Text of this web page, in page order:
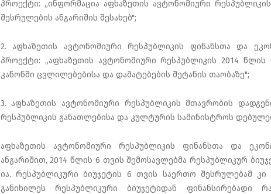
პროექტი: „ინფორმაცია აფხაზეთის ავტონომიური
შესრულების ანგარიშის შესახებ";
2. აფხაზეთის ავტონომიური რესპუბლიკის ფინანსთა და
პროექტი: „აფხაზეთის ავტონომიური რესპუბლიკის 2014 წლის
კანონში ცვლილებებისა და დამატებების შეტანის თაობაზე";
3. აფხაზეთის ავტონომიური რესპუბლიკის მთავრობის
რესპუბლიკის განათლებისა და კულტურის სამინისტროს
აფხაზეთის ავტონომიური რესპუბლიკის ფინანსთა და
ანგარიშით, 2014 წლის 6 თვის შემოსავლებმა რესპუბლიკურ
ია. რესპუბლიკური ბიუჯეტის 6 თვის საერთო შესრულებამ კი
განიხილეს რესპუბლიკური ბიუჯეტიდან